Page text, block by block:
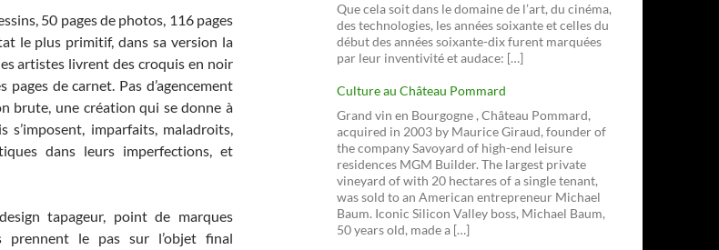
50 pages de photos, 116 pages
le plus primitif, dans sa version la
artistes livrent des croquis en noir
de carnet. Pas d’agencement
brute, une création qui se donne à
s’imposent, imparfaits, maladroits,
dans leurs imperfections, et
tapageur, point de marques
prennent le pas sur l’objet final
Que cela soit dans le domaine de l’art, du cinéma,
des technologies, les années soixante et celles du
début des années soixante-dix furent marquées
par leur inventivité et audace: […]
Culture au Château Pommard
Grand vin en Bourgogne , Château Pommard,
acquired in 2003 by Maurice Giraud, founder of
the company Savoyard of high-end leisure
residences MGM Builder. The largest private
vineyard of with 20 hectares of a single tenant,
was sold to an American entrepreneur Michael
Baum. Iconic Silicon Valley boss, Michael Baum,
50 years old, made a […]